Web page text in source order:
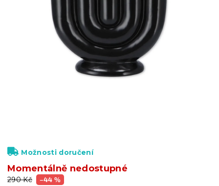
290 Kč –44 %
Momentálně nedostupné
Možnosti doručení